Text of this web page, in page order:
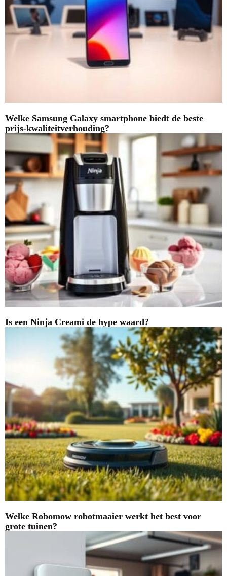
Welke Samsung Galaxy smartphone biedt de beste
prijs-kwaliteitverhouding?
Is een Ninja Creami de hype waard?
Welke Robomow robotmaaier werkt het best voor
grote tuinen?